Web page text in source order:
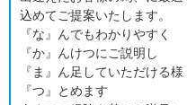
込めてご提案いたします。
『な』んでもわかりやすく
『か』んけつにご説明し
『ま』ん足していただける様
『つ』とめます